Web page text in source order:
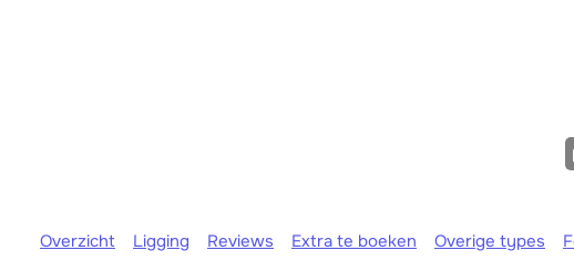
Overzicht Ligging Reviews Extra te boeken Overige types